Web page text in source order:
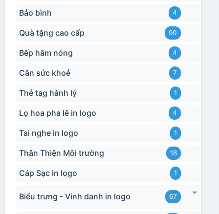
Bảo bình 4
Quà tặng cao cấp 90
Bếp hâm nóng 4
Cân sức khoẻ 7
Thẻ tag hành lý 1
Lọ hoa pha lê in logo 4
Tai nghe in logo 1
Thân Thiện Môi trường 18
Cáp Sạc in logo 1
Biểu trưng - Vinh danh in logo 67